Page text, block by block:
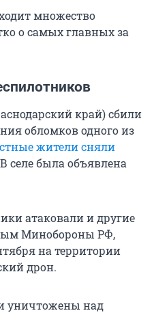
множество
о самых главных за
край) сбили
обломков одного из
жители сняли
селе была объявлена
атаковали и другие
Минобороны РФ,
на территории
дрон.
уничтожены над